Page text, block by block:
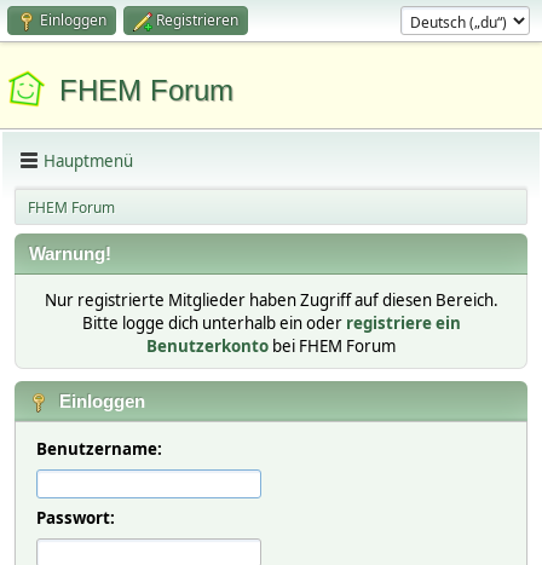
Einloggen Registrieren
FHEM Forum
Hauptmenü
FHEM Forum
Warnung!
Nur registrierte Mitglieder haben Zugriff auf diesen Bereich.
Bitte logge dich unterhalb ein oder registriere ein
Benutzerkonto bei FHEM Forum
Einloggen
Benutzername:
Passwort: